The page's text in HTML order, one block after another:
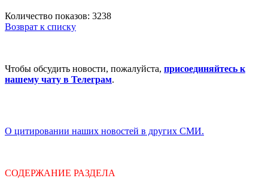
Количество показов: 3238
Возврат к списку
Чтобы обсудить новости, пожалуйста, присоединяйтесь к
нашему чату в Телеграм.
О цитировании наших новостей в других СМИ.
СОДЕРЖАНИЕ РАЗДЕЛА